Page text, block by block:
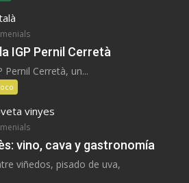
IGP Pernil Cerretà
Pernil Cerretà, un...
vino, cava y gastronomía
viñedos, pisado de uva,